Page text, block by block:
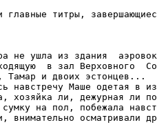
главные титры,
не ушла из здания
в зал Верховного
Тамар и двоих эстонцев...
навстречу Маше одетая в
хозяйка ли, дежурная ли
на пол, побежала
внимательно осматривали